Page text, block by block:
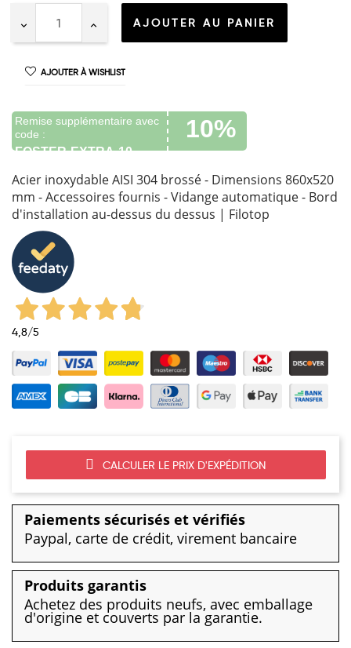
AJOUTER AU PANIER
AJOUTER À WISHLIST
Remise supplémentaire avec
code :
FOSTER-EXTRA-10
10%
Acier inoxydable AISI 304 brossé - Dimensions 860x520
mm - Accessoires fournis - Vidange automatique - Bord
d'installation au-dessus du dessus | Filotop
4,8/5
CALCULER LE PRIX D'EXPÉDITION
Paiements sécurisés et vérifiés
Paypal, carte de crédit, virement bancaire
Produits garantis
Achetez des produits neufs, avec emballage
d'origine et couverts par la garantie.